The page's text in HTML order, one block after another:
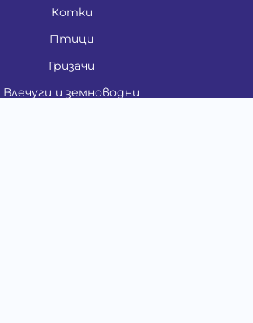
Котки
Птици
Гризачи
Влечуги и земноводни